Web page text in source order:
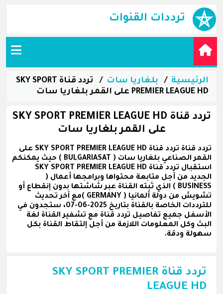
ترددات القنوات
الرئيسية بلغاريا سات
تردد قناة SKY SPORT
PREMIER LEAGUE HD على القمر بلغاريا سات
تردد قناة SKY SPORT PREMIER LEAGUE HD
على القمر بلغاريا سات
تردد قناة تردد قناة SKY SPORT PREMIER LEAGUE HD على
القمر الصناعي بلغاريا سات ( BULGARIASAT ) حيث يمكنكم
استقبال تردد قناة SKY SPORT PREMIER LEAGUE HD
الجديد من أجل متابعة محتواها وبرامجها أعمال (
BUSINESS ) الذي ثبته القناة عبر شاشتها بدون إنقطاع أو
تشويش من دولة ألمانيا ( GERMANY )مع آخر تحديث
للترددات الخاصة بالقناة بتاريخ 2025-06-07، ستجدون في
الأسفل جميع تفاصيل تردد قناة مع تشفير القناة لغة
البث وكل المعلومات اللازمة من أجل إلتقاط القناة بكل
سهولة ودقة.
تردد قناة SKY SPORT PREMIER
LEAGUE HD